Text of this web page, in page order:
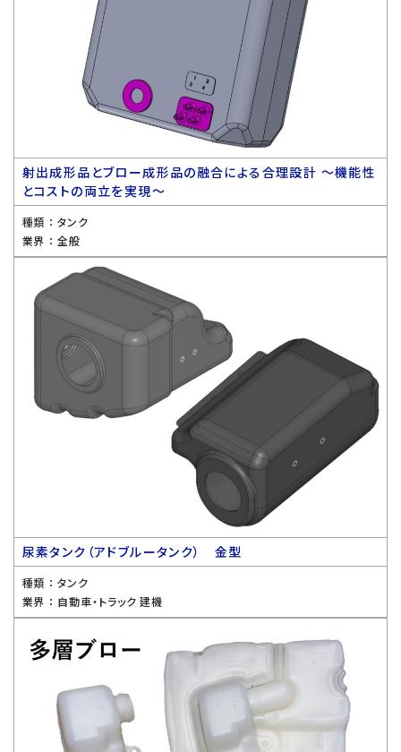
射出成形品とブロー成形品の融合による合理設計 〜機能性
とコストの両立を実現〜
種類 ： タンク
業界 ： 全般
尿素タンク（アドブルータンク） 金型
種類 ： タンク
業界 ： 自動車・トラック 建機